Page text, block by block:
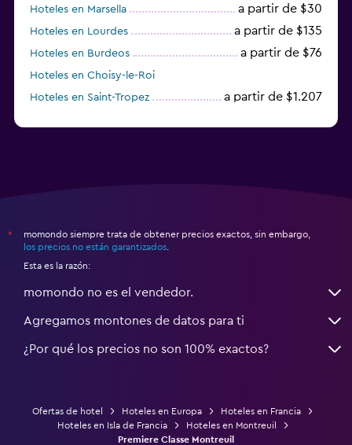
Hoteles en Marsella a partir de $30
Hoteles en Lourdes a partir de $135
Hoteles en Burdeos a partir de $76
Hoteles en Choisy-le-Roi
Hoteles en Saint-Tropez
a partir de $1.207
*
momondo siempre trata de obtener precios exactos, sin embargo,
los precios no están garantizados
Esta es la razón:
momondo no es el vendedor.
Agregamos montones de datos para ti
¿Por qué los precios no son 100% exactos?
Ofertas de hotel Hoteles en Europa
Hoteles en Francia
Hoteles en Isla de Francia
Hoteles en Montreuil
Premiere Classe Montreuil